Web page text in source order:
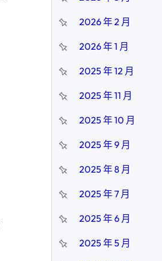
2026 年 2 月
2026 年 1 月
2025 年 12 月
2025 年 11 月
2025 年 10 月
2025 年 9 月
2025 年 8 月
2025 年 7 月
2025 年 6 月
2025 年 5 月